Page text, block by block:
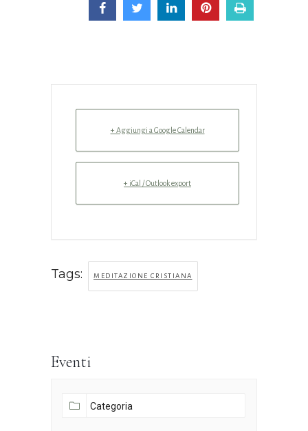
+ Aggiungi a Google Calendar
+ iCal / Outlook export
Tags: MEDITAZIONE CRISTIANA
Eventi